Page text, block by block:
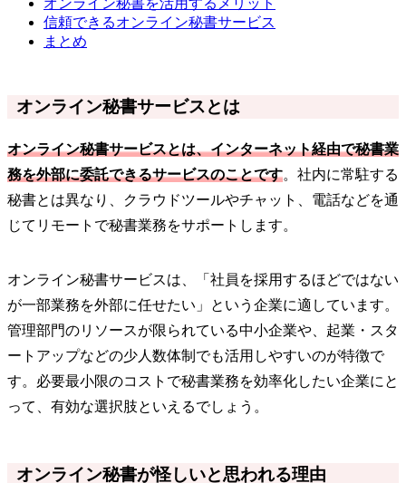
信頼できるオンライン秘書サービス
まとめ
オンライン秘書サービスとは
オンライン秘書サービスとは、インターネット経由で秘書業
務を外部に委託できるサービスのことです。社内に常駐する
秘書とは異なり、クラウドツールやチャット、電話などを通
じてリモートで秘書業務をサポートします。
オンライン秘書サービスは、「社員を採用するほどではない
が一部業務を外部に任せたい」という企業に適しています。
管理部門のリソースが限られている中小企業や、起業・スタ
ートアップなどの少人数体制でも活用しやすいのが特徴で
す。必要最小限のコストで秘書業務を効率化したい企業にと
って、有効な選択肢といえるでしょう。
オンライン秘書が怪しいと思われる理由